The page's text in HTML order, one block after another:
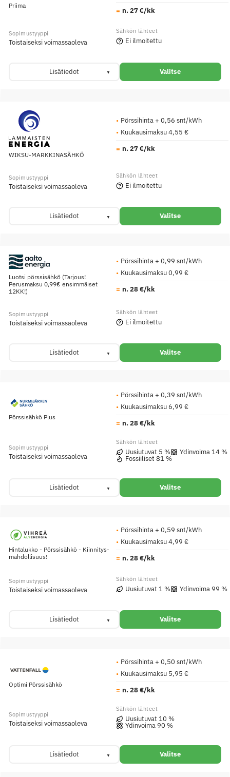
Priima
n. 27 €/kk
Toistaiseksi voimassaoleva Ei ilmoitettu
Lisätiedot Valitse
WIKSU-MARKKINASÄHKÖ
Pörssihinta + 0,56 snt/kWh
Kuukausimaksu 4,55 €
n. 27 €/kk
Toistaiseksi voimassaoleva Ei ilmoitettu
Lisätiedot Valitse
Luotsi pörssisähkö (Tarjous!
Perusmaksu 0,99€ ensimmäiset
12KK!)
Pörssihinta + 0,99 snt/kWh
Kuukausimaksu 0,99 €
n. 28 €/kk
Toistaiseksi voimassaoleva Ei ilmoitettu
Lisätiedot Valitse
Pörssisähkö Plus
Pörssihinta + 0,39 snt/kWh
Kuukausimaksu 6,99 €
n. 28 €/kk
Toistaiseksi voimassaoleva
Uusiutuvat 5 % Ydinvoima 14 %
Fossiiliset 81 %
Lisätiedot Valitse
Hintalukko - Pörssisähkö - Kiinnitys­
mahdollisuus!
Pörssihinta + 0,59 snt/kWh
Kuukausimaksu 4,99 €
n. 28 €/kk
Toistaiseksi voimassaoleva Uusiutuvat 1 % Ydinvoima 99 %
Lisätiedot Valitse
Optimi Pörssisähkö
Pörssihinta + 0,50 snt/kWh
Kuukausimaksu 5,95 €
n. 28 €/kk
Toistaiseksi voimassaoleva
Uusiutuvat 10 %
Ydinvoima 90 %
Lisätiedot Valitse